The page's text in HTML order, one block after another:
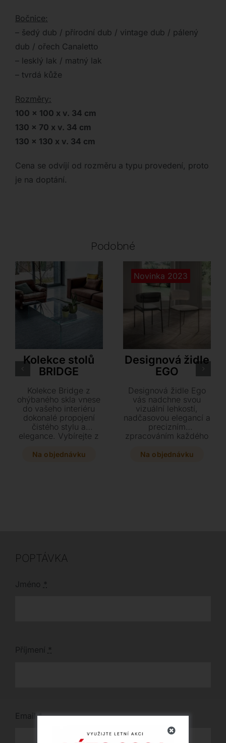
Bočnice:
– šedý dub / přírodní dub / vintage dub / pálený
dub / ořech Canaletto
– lesklý lak / matný lak
– tvrdá kůže
Rozměry:
100 x 100 x v. 34 cm
130 x 70 x v. 34 cm
130 x 130 x v. 34 cm
Cena se odvíjí od rozměru a typu provedení, proto
je na doptání.
Podobné
Kolekce stolů
BRIDGE
Kolekce Bridge z
ohýbaného skla vnese
do vašeho interiéru
dokonalé propojení
čistého stylu a
elegance. Vybírejte z
psacích i
Na objednávku
Novinka 2023
Designová židle
EGO
Designová židle Ego
vás nadchne svou
vizuální lehkostí,
nadčasovou elegancí a
precizním
zpracováním každého
pohodlí. Vyberte si z
Na objednávku
POPTÁVKA
Jméno *
Příjmení *
Email*